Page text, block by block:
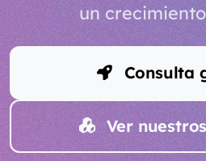
un
Consulta
Ver